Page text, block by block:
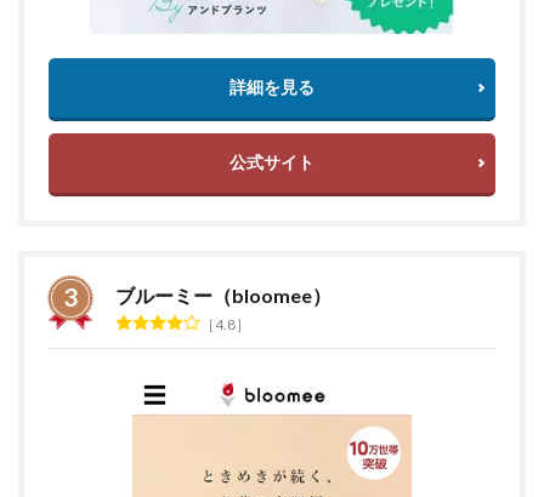
詳細を見る
公式サイト
ブルーミー（bloomee）
4.8